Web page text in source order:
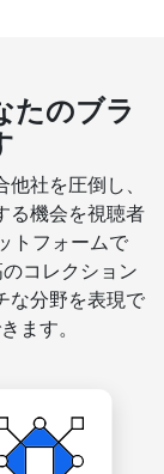
たのブラ
社を圧倒し、
る機会を視聴者
トフォームで
コレクション
な分野を表現で
ます。